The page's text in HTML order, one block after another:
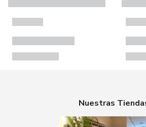
Nuestras